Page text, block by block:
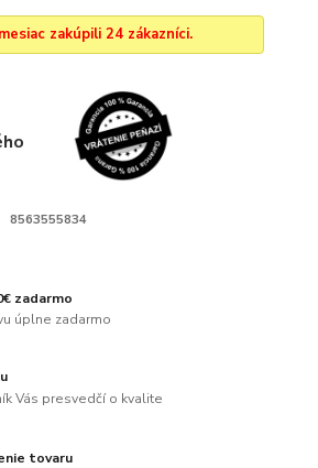
zakúpili 24 zákazníci.
8563555834
zadarmo
úplne zadarmo
Vás presvedčí o kvalite
tovaru